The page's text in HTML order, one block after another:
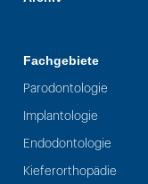
Fachgebiete
Parodontologie
Implantologie
Endodontologie
Kieferorthopädie